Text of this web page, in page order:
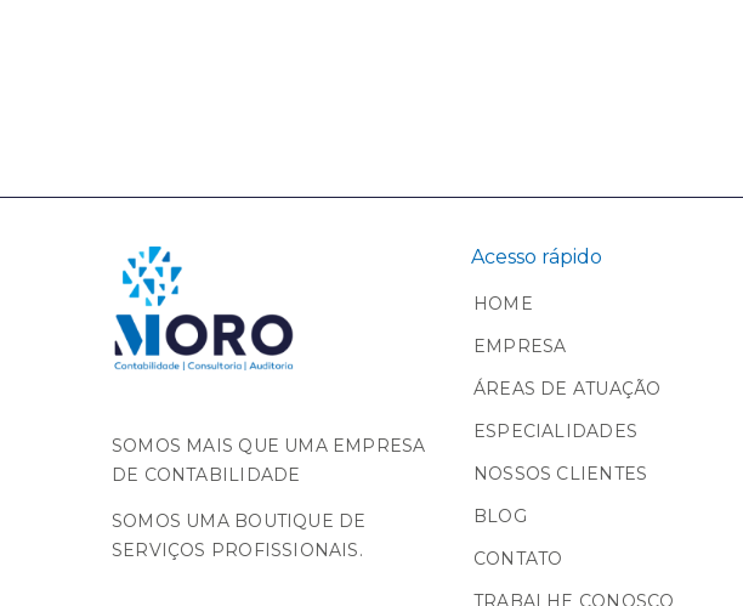
SOMOS MAIS QUE UMA EMPRESA
DE CONTABILIDADE
SOMOS UMA BOUTIQUE DE
SERVIÇOS PROFISSIONAIS.
Acesso rápido
HOME
EMPRESA
ÁREAS DE ATUAÇÃO
ESPECIALIDADES
NOSSOS CLIENTES
BLOG
CONTATO
TRABALHE CONOSCO